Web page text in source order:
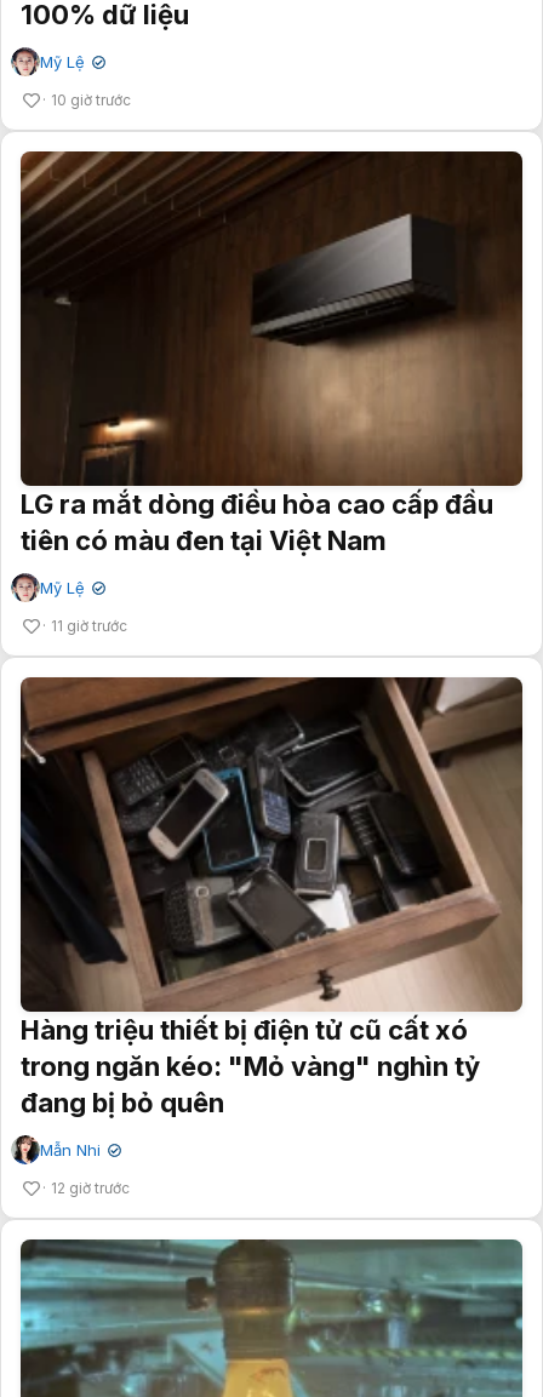
100% dữ liệu
Mỹ Lệ ✔
10 giờ trước
LG ra mắt dòng điều hòa cao cấp đầu
tiên có màu đen tại Việt Nam
Mỹ Lệ ✔
11 giờ trước
Hàng triệu thiết bị điện tử cũ cất xó
trong ngăn kéo: "Mỏ vàng" nghìn tỷ
đang bị bỏ quên
Mẫn Nhi ✔
12 giờ trước